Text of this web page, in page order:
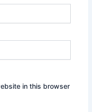
in this browser